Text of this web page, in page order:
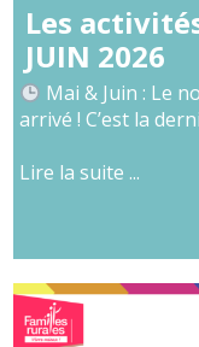
Les
JUIN 2026
Mai & Juin : Le
arrivé ! C’est la
Lire la suite ...